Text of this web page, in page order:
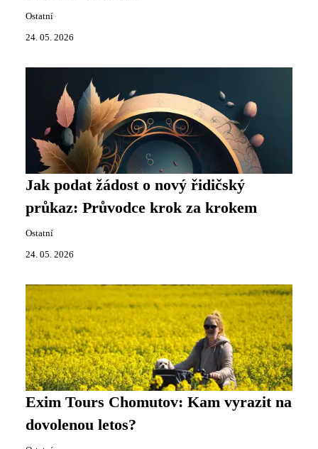
Ostatní
24. 05. 2026
Jak podat žádost o nový řidičský
průkaz: Průvodce krok za krokem
Ostatní
24. 05. 2026
Exim Tours Chomutov: Kam vyrazit na
dovolenou letos?